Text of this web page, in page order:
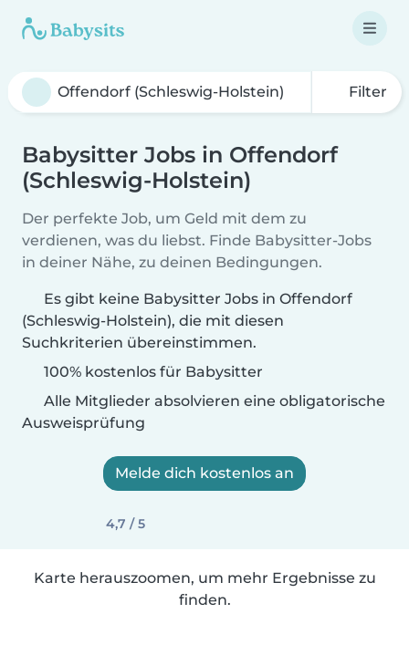
Filter
Babysitter Jobs in Offendorf
(Schleswig-Holstein)
Der perfekte Job, um Geld mit dem zu
verdienen, was du liebst. Finde Babysitter-Jobs
in deiner Nähe, zu deinen Bedingungen.
Es gibt keine Babysitter Jobs in Offendorf
(Schleswig-Holstein), die mit diesen
Suchkriterien übereinstimmen.
100% kostenlos für Babysitter
Alle Mitglieder absolvieren eine obligatorische
Ausweisprüfung
Melde dich kostenlos an
4,7 / 5
Karte herauszoomen, um mehr Ergebnisse zu
finden.